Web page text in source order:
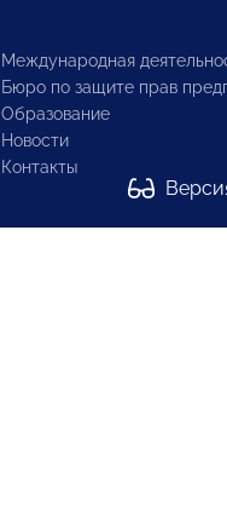
Международная
Бюро по защите прав
Образование
Новости
Контакты